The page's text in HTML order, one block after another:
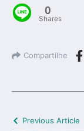
0
Shares
Compartilhe
Previous Article